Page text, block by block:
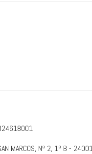
MARCOS, Nº 2, 1º B -